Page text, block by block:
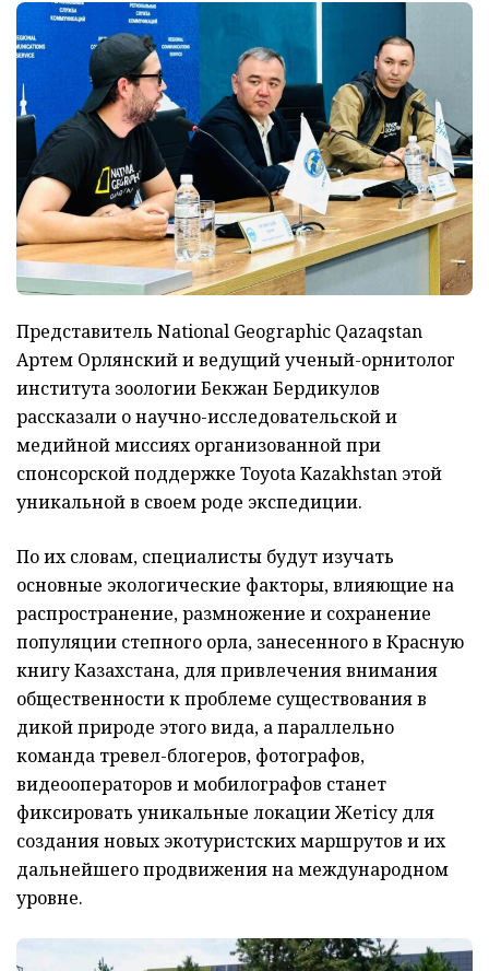
Представитель National Geographic Qazaqstan
Артем Орлянский и ведущий ученый-орнитолог
института зоологии Бекжан Бердикулов
рассказали о научно-исследовательской и
медийной миссиях организованной при
спонсорской поддержке Toyota Kazakhstan этой
уникальной в своем роде экспедиции.
По их словам, специалисты будут изучать
основные экологические факторы, влияющие на
распространение, размножение и сохранение
популяции степного орла, занесенного в Красную
книгу Казахстана, для привлечения внимания
общественности к проблеме существования в
дикой природе этого вида, а параллельно
команда тревел-блогеров, фотографов,
видеооператоров и мобилографов станет
фиксировать уникальные локации Жетісу для
создания новых экотуристских маршрутов и их
дальнейшего продвижения на международном
уровне.